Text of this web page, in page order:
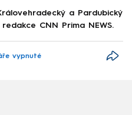
a Pardubický
CNN Prima NEWS.
vypnuté